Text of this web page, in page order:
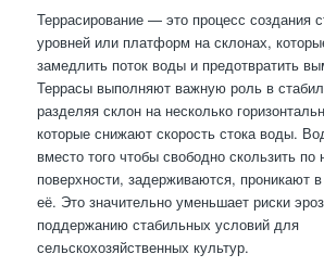
Террасирование — это процесс создания
уровней или платформ на склонах,
замедлить поток воды и предотвратить
Террасы выполняют важную роль в
разделяя склон на несколько
которые снижают скорость стока воды.
вместо того чтобы свободно скользить по
поверхности, задерживаются, проникают
её. Это значительно уменьшает риски
поддержанию стабильных условий для
сельскохозяйственных культур.